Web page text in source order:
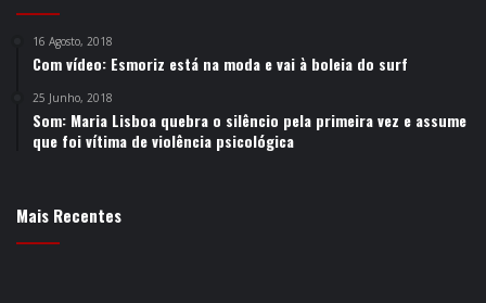
16 Agosto, 2018
Com vídeo: Esmoriz está na moda e vai à boleia do surf
25 Junho, 2018
Som: Maria Lisboa quebra o silêncio pela primeira vez e assume
que foi vítima de violência psicológica
Mais Recentes